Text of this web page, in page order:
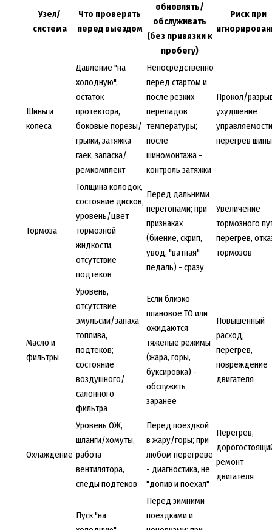
Узел/
система
Что проверять
перед выездом
обновлять/
обслуживать
(без привязки к
пробегу)
Риск при
Шины и
колеса
Давление "на
холодную",
остаток
протектора,
боковые порезы/
грыжи, затяжка
гаек, запаска/
ремкомплект
Непосредственно
перед стартом и
после резких
перепадов
температуры;
после
шиномонтажа -
контроль затяжки
Прокол/
ухудшение
перегрев шины
Тормоза
Толщина колодок,
состояние дисков,
уровень/цвет
тормозной
жидкости,
отсутствие
подтеков
Перед дальними
перегонами; при
признаках
(биение, скрип,
увод, "ватная"
педаль) - сразу
Увеличение
тормозного
перегрев,
тормозов
Масло и
фильтры
Уровень,
отсутствие
эмульсии/запаха
топлива,
подтеков;
состояние
воздушного/
салонного
фильтра
Если близко
плановое ТО или
ожидаются
тяжелые режимы
(жара, горы,
буксировка) -
обслужить
заранее
Повышенный
расход,
перегрев,
повреждение
двигателя
Охлаждение
Уровень ОЖ,
шланги/хомуты,
работа
вентилятора,
следы подтеков
Перед поездкой
в жару/горы; при
любом перегреве
- диагностика, не
"долив и поехал"
Перегрев,
ремонт
двигателя
Пуск "на
Перед зимними
поездками и